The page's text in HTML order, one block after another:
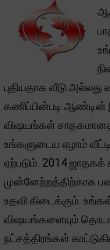
புதியதாக வீடு
கணிப்பின்படி ஆண்டின்
விஷயங்கள்
உங்களுடைய ஏழாம்
ஏற்படும். 2014
முன்னேற்றத்திற்காக
உதவி கிடைக்கும்.
விஷயங்களையும்
நட்சத்திரங்கள்